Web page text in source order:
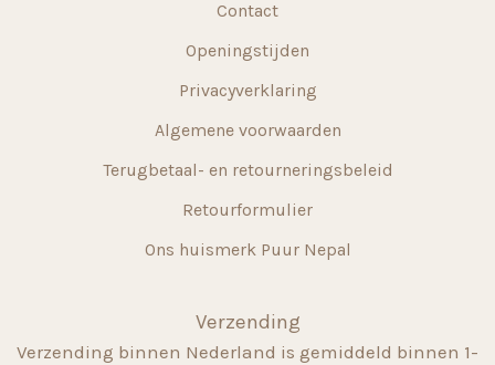
Contact
Openingstijden
Privacyverklaring
Algemene voorwaarden
Terugbetaal- en retourneringsbeleid
Retourformulier
Ons huismerk Puur Nepal
Verzending
Verzending binnen Nederland is gemiddeld binnen 1-